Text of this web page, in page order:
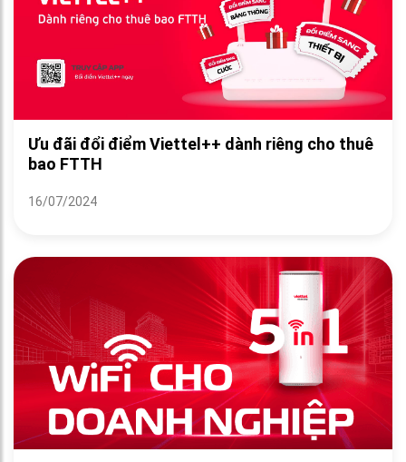
Ưu đãi đổi điểm Viettel++ dành riêng cho thuê
bao FTTH
16/07/2024